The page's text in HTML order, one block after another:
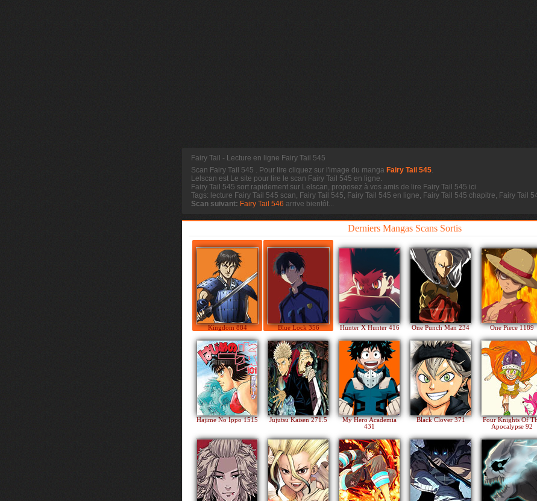
Fairy Tail - Lecture en ligne Fairy Tail 545
Scan Fairy Tail 545 . Pour lire cliquez sur l'image du manga Fairy Tail 545.
Lelscan est Le site pour lire le scan Fairy Tail 545 en ligne.
Fairy Tail 545 sort rapidement sur Lelscan, proposez à vos amis de lire Fairy Tail 545 ici
Tags: lecture Fairy Tail 545 scan, Fairy Tail 545, Fairy Tail 545 en ligne, Fairy Tail 545 chapitre, Fairy Tail
Scan suivant: Fairy Tail 546 arrive bientôt...
Derniers Mangas Scans Sortis
Kingdom 884 Blue Lock 356 Hunter X Hunter 416 One Punch Man 234 One Piece 1189
Hajime No Ippo 1515 Jujutsu Kaisen 271.5
My Hero Academia
431
Black Clover 371
Four Knights Of
Apocalypse 92